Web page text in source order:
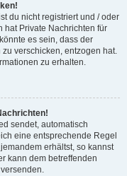
du nicht registriert und / oder
hat Private Nachrichten für
es sein, dass der
verschicken, entzogen hat.
zu erhalten.
sendet, automatisch
eine entsprechende Regel
erhältst, so kannst
kann dem betreffenden